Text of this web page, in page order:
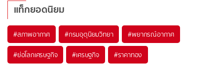
แท็กยอดนิยม
#สภาพอากาศ #กรมอุตุนิยมวิทยา #พยากรณ์อากาศ
#ย่อโลกเศรษฐกิจ #เศรษฐกิจ #ราคาทอง